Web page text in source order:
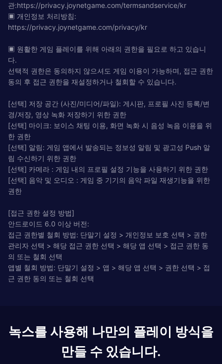
관:https://privacy.joynetgame.com/termsandservice/kr
▣ 개인정보 처리방침:
https://privacy.joynetgame.com/privacy/kr
▣ 원활한 게임 플레이를 위해 아래의 권한을 필요로 하고 있습니
다.
선택적 권한은 동의하지 않으셔도 게임 이용이 가능하며, 접근 권한
동의 후 접근 권한을 재설정하거나 철회할 수 있습니다.
[선택] 저장 공간 (사진/미디어/파일): 게시판, 프로필 사진 등록/변
경/저장, 영상 녹화 저장하기 위한 권한
[선택] 마이크: 보이스 채팅 이용, 화면 녹화 시 음성 녹음 이용을 위
한 권한
[선택] 알림: 게임 앱에서 발송되는 정보성 알림 및 광고성 Push 알
림 수신하기 위한 권한
[선택] 카메라 : 게임 내의 프로필 설정 기능을 사용하기 위한 권한
[선택] 음악 및 오디오 : 게임 중 기기의 음악 파일 재생기능을 위한
권한
[접근 권한 설정 방법]
안드로이드 6.0 이상 버전:
접근 권한별 철회 방법: 단말기 설정 > 개인정보 보호 선택 > 권한
관리자 선택 > 해당 접근 권한 선택 > 해당 앱 선택 > 접근 권한 동
의 또는 철회 선택
앱별 철회 방법: 단말기 설정 > 앱 > 해당 앱 선택 > 권한 선택 > 접
근 권한 동의 또는 철회 선택
녹스를 사용해 나만의 플레이 방식을
만들 수 있습니다.